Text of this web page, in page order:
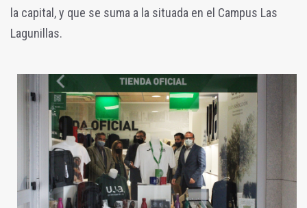
la capital, y que se suma a la situada en el Campus Las
Lagunillas.